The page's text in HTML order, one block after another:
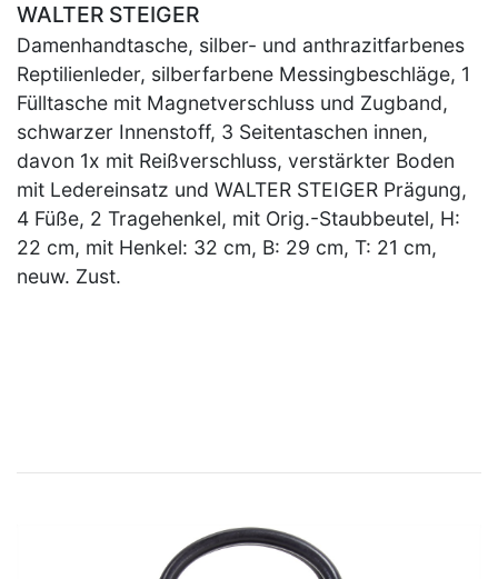
WALTER STEIGER
Damenhandtasche, silber- und anthrazitfarbenes
Reptilienleder, silberfarbene Messingbeschläge, 1
Fülltasche mit Magnetverschluss und Zugband,
schwarzer Innenstoff, 3 Seitentaschen innen,
davon 1x mit Reißverschluss, verstärkter Boden
mit Ledereinsatz und WALTER STEIGER Prägung,
4 Füße, 2 Tragehenkel, mit Orig.-Staubbeutel, H:
22 cm, mit Henkel: 32 cm, B: 29 cm, T: 21 cm,
neuw. Zust.